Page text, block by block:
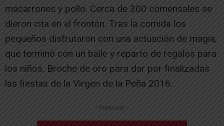
macarrones y pollo. Cerca de 300 comensales se
dieron cita en el frontón. Tras la comida los
pequeños disfrutaron con una actuación de magia,
que terminó con un baile y reparto de regalos para
los niños. Broche de oro para dar por finalizadas
las fiestas de la Virgen de la Peña 2016.
-- Publicidad --